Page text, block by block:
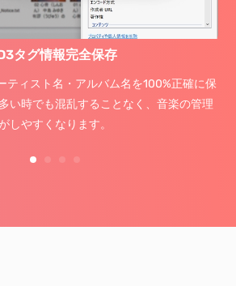
タグ情報完全保存
ティスト名・アルバム名を100%正確に保
い時でも混乱することなく、音楽の管理
がしやすくなります。